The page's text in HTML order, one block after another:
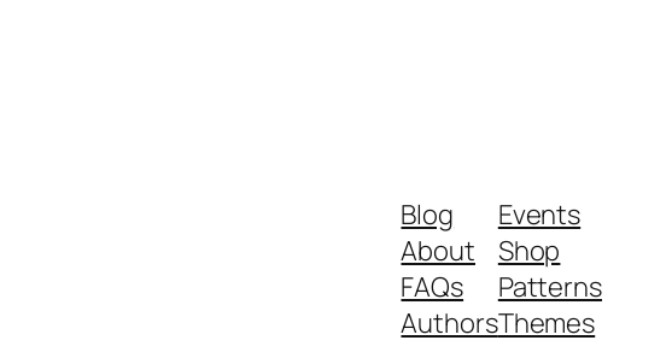
Blog
About
FAQs
Authors
Events
Shop
Patterns
Themes